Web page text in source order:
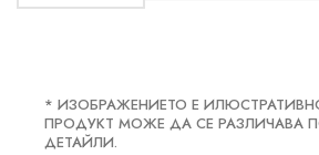
* ИЗОБРАЖЕНИЕТО Е
ПРОДУКТ МОЖЕ ДА СЕ РАЗЛИЧАВА
ДЕТАЙЛИ.